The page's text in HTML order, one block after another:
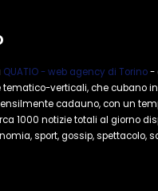
QUATIO - web agency di Torino-
tematico-verticali, che cubano
cadauno, con un
1000 notizie totali al giorno
sport, gossip, spettacolo,